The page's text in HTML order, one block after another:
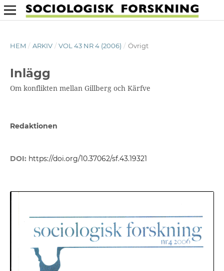
HEM / ARKIV / VOL 43 NR 4 (2006) / Övrigt
Inlägg
Om konflikten mellan Gillberg och Kärfve
Redaktionen
DOI: https://doi.org/10.37062/sf.43.19321